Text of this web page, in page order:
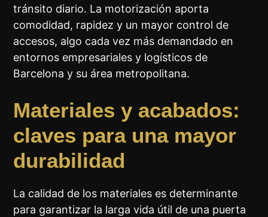
tránsito diario. La motorización aporta
comodidad, rapidez y un mayor control de
accesos, algo cada vez más demandado en
entornos empresariales y logísticos de
Barcelona y su área metropolitana.
Materiales y acabados:
claves para una mayor
durabilidad
La calidad de los materiales es determinante
para garantizar la larga vida útil de una puerta